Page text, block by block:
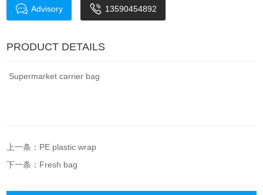
Advisory 13590454892
PRODUCT DETAILS
Supermarket carrier bag
上一条：PE plastic wrap
下一条：Fresh bag